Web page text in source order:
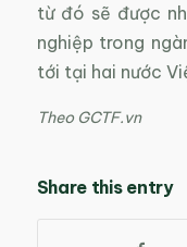
từ đó sẽ được
nghiệp trong
tới tại hai nước
Theo GCTF.vn
Share this entry